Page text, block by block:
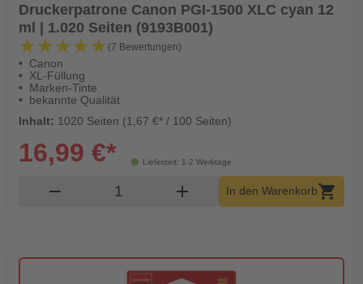
Druckerpatrone Canon PGI-1500 XLC cyan 12
ml | 1.020 Seiten (9193B001)
★★★★★
★★★★★ (7 Bewertungen)
Canon
XL-Füllung
Marken-Tinte
bekannte Qualität
Inhalt: 1020 Seiten (1,67 €* / 100 Seiten)
Lieferzeit: 1-2 Werktage
16,99 €*
remove Produkt Warenkorb Menge
add In den Warenkorbshopping_cart